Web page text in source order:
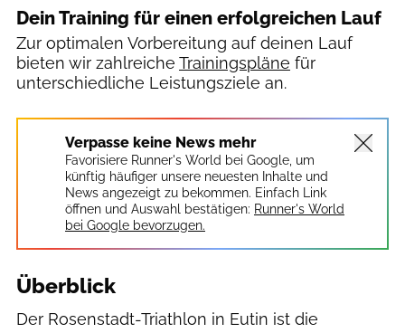
Dein Training für einen erfolgreichen Lauf
Zur optimalen Vorbereitung auf deinen Lauf
bieten wir zahlreiche Trainingspläne für
unterschiedliche Leistungsziele an.
Verpasse keine News mehr
Favorisiere Runner's World bei Google, um
künftig häufiger unsere neuesten Inhalte und
News angezeigt zu bekommen. Einfach Link
öffnen und Auswahl bestätigen: Runner's World
bei Google bevorzugen.
Überblick
Der Rosenstadt-Triathlon in Eutin ist die